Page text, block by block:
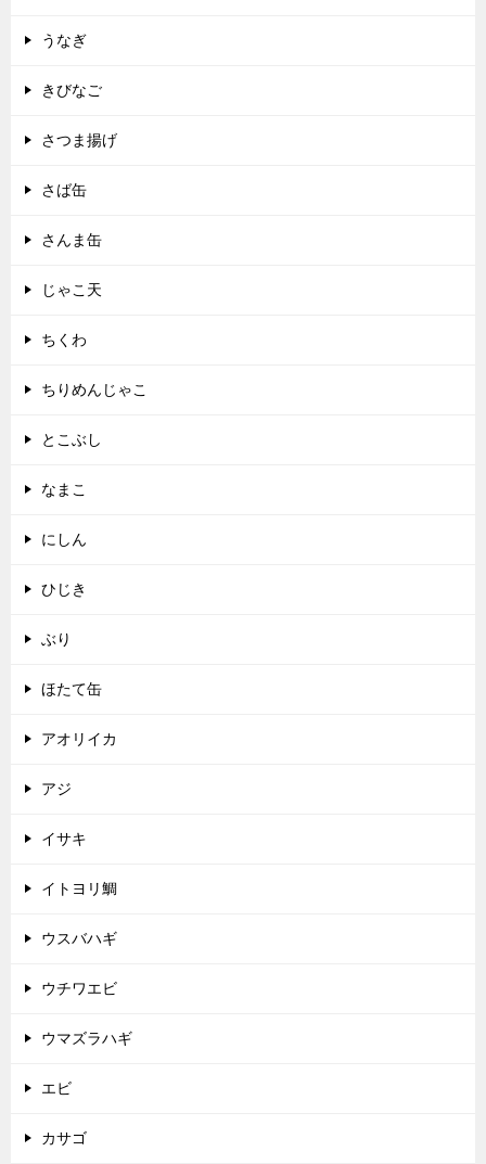
うなぎ
きびなご
さつま揚げ
さば缶
さんま缶
じゃこ天
ちくわ
ちりめんじゃこ
とこぶし
なまこ
にしん
ひじき
ぶり
ほたて缶
アオリイカ
アジ
イサキ
イトヨリ鯛
ウスバハギ
ウチワエビ
ウマズラハギ
エビ
カサゴ